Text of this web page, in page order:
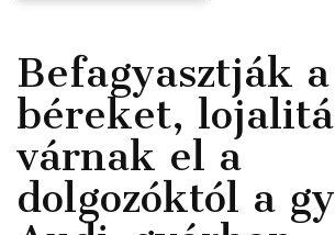
Befagyasztják a
béreket,
várnak el a
dolgozóktól a